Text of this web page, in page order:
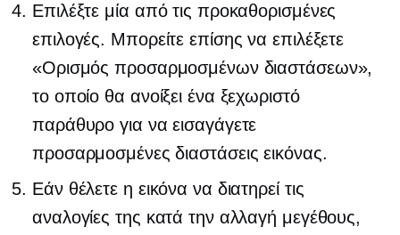
Επιλέξτε μία από τις προκαθορισμένες
επιλογές. Μπορείτε επίσης να επιλέξετε
«Ορισμός προσαρμοσμένων διαστάσεων»,
το οποίο θα ανοίξει ένα ξεχωριστό
παράθυρο για να εισαγάγετε
προσαρμοσμένες διαστάσεις εικόνας.
Εάν θέλετε η εικόνα να διατηρεί τις
αναλογίες της κατά την αλλαγή μεγέθους,